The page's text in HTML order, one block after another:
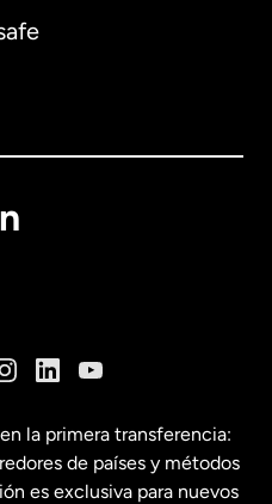
English
la primera transferencia:
de países y métodos
es exclusiva para nuevos